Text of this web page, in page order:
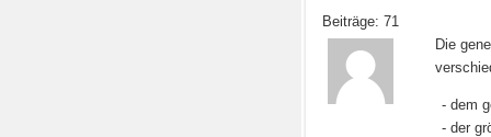
Beiträge: 71
Die
- dem
- der